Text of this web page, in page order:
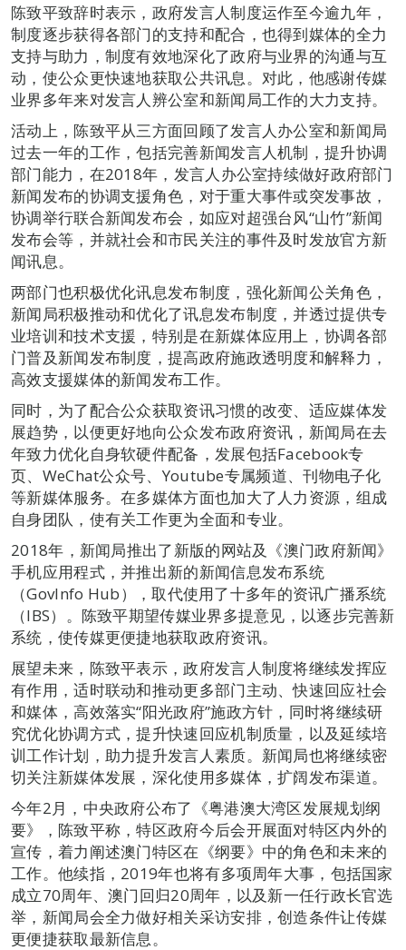
陈致平致辞时表示，政府发言人制度运作至今逾九年，
制度逐步获得各部门的支持和配合，也得到媒体的全力
支持与助力，制度有效地深化了政府与业界的沟通与互
动，使公众更快速地获取公共讯息。对此，他感谢传媒
业界多年来对发言人辨公室和新闻局工作的大力支持。
活动上，陈致平从三方面回顾了发言人办公室和新闻局
过去一年的工作，包括完善新闻发言人机制，提升协调
部门能力，在2018年，发言人办公室持续做好政府部门
新闻发布的协调支援角色，对于重大事件或突发事故，
协调举行联合新闻发布会，如应对超强台风“山竹”新闻
发布会等，并就社会和市民关注的事件及时发放官方新
闻讯息。
两部门也积极优化讯息发布制度，强化新闻公关角色，
新闻局积极推动和优化了讯息发布制度，并透过提供专
业培训和技术支援，特别是在新媒体应用上，协调各部
门普及新闻发布制度，提高政府施政透明度和解释力，
高效支援媒体的新闻发布工作。
同时，为了配合公众获取资讯习惯的改变、适应媒体发
展趋势，以便更好地向公众发布政府资讯，新闻局在去
年致力优化自身软硬件配备，发展包括Facebook专
页、WeChat公众号、Youtube专属频道、刊物电子化
等新媒体服务。在多媒体方面也加大了人力资源，组成
自身团队，使有关工作更为全面和专业。
2018年，新闻局推出了新版的网站及《澳门政府新闻》
手机应用程式，并推出新的新闻信息发布系统
（GovInfo Hub），取代使用了十多年的资讯广播系统
（IBS）。陈致平期望传媒业界多提意见，以逐步完善新
系统，使传媒更便捷地获取政府资讯。
展望未来，陈致平表示，政府发言人制度将继续发挥应
有作用，适时联动和推动更多部门主动、快速回应社会
和媒体，高效落实“阳光政府”施政方针，同时将继续研
究优化协调方式，提升快速回应机制质量，以及延续培
训工作计划，助力提升发言人素质。新闻局也将继续密
切关注新媒体发展，深化使用多媒体，扩阔发布渠道。
今年2月，中央政府公布了《粤港澳大湾区发展规划纲
要》，陈致平称，特区政府今后会开展面对特区内外的
宣传，着力阐述澳门特区在《纲要》中的角色和未来的
工作。他续指，2019年也将有多项周年大事，包括国家
成立70周年、澳门回归20周年，以及新一任行政长官选
举，新闻局会全力做好相关采访安排，创造条件让传媒
更便捷获取最新信息。